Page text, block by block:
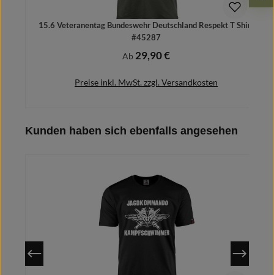
15.6 Veteranentag Bundeswehr Deutschland Respekt T Shirt
#45287
Regulärer Preis:
Ab 29,90 €
Preise inkl. MwSt. zzgl. Versandkosten
Produktgalerie überspringen
Kunden haben sich ebenfalls angesehen